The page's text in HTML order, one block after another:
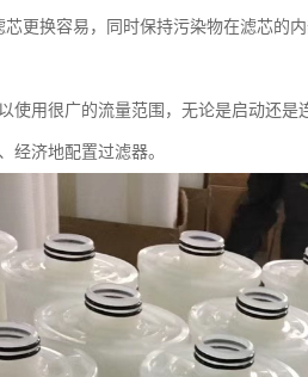
更换容易，同时保持污染物在滤芯的内
使用很广的流量范围，无论是启动还是
经济地配置过滤器。